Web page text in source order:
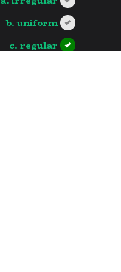
b. uniform
c. regular